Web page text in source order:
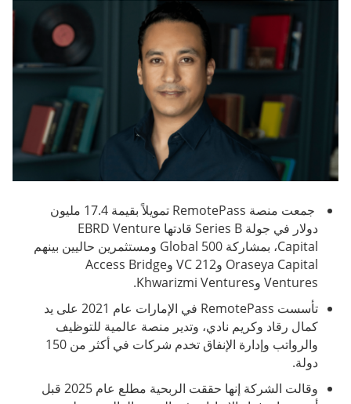
جمعت منصة RemotePass تمويلاً بقيمة 17.4 مليون
دولار في جولة Series B قادتها EBRD Venture
Capital، بمشاركة 500 Global ومستثمرين حاليين بينهم
Oraseya Capital و212 VC وAccess Bridge
Ventures وKhwarizmi Ventures.
تأسست RemotePass في الإمارات عام 2021 على يد
كمال رقاد وكريم نادي، وتدير منصة عالمية للتوظيف
والرواتب وإدارة الإنفاق تخدم شركات في أكثر من 150
دولة.
وقالت الشركة إنها حققت الربحية مطلع عام 2025 قبل